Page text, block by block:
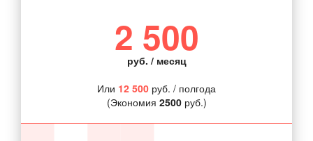
2 500
руб. / месяц
Или 12 500 руб. / полгода
(Экономия 2500 руб.)